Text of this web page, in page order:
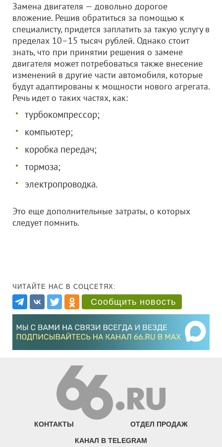
Замена двигателя — довольно дорогое
вложение. Решив обратиться за помощью к
специалисту, придется заплатить за такую услугу в
пределах 10–15 тысяч рублей. Однако стоит
знать, что при принятии решения о замене
двигателя может потребоваться также внесение
изменений в другие части автомобиля, которые
будут адаптированы к мощности нового агрегата.
Речь идет о таких частях, как:
турбокомпрессор;
компьютер;
коробка передач;
тормоза;
электропроводка.
Это еще дополнительные затраты, о которых
следует помнить.
ЧИТАЙТЕ НАС В СОЦСЕТЯХ:
Сообщить новость
КОНТАКТЫ ОТДЕЛ ПРОДАЖ
КАНАЛ В TELEGRAM